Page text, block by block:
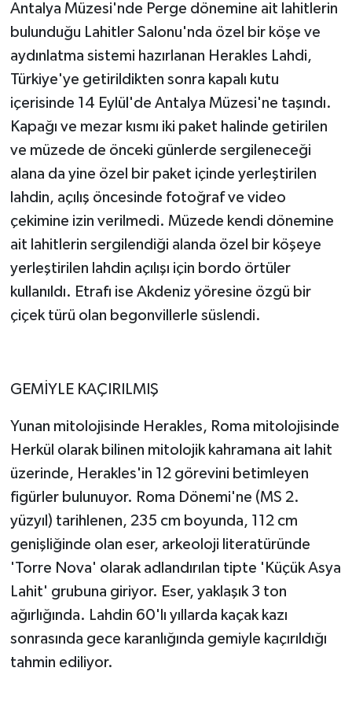
Antalya Müzesi'nde Perge dönemine ait lahitlerin
bulunduğu Lahitler Salonu'nda özel bir köşe ve
aydınlatma sistemi hazırlanan Herakles Lahdi,
Türkiye'ye getirildikten sonra kapalı kutu
içerisinde 14 Eylül'de Antalya Müzesi'ne taşındı.
Kapağı ve mezar kısmı iki paket halinde getirilen
ve müzede de önceki günlerde sergileneceği
alana da yine özel bir paket içinde yerleştirilen
lahdin, açılış öncesinde fotoğraf ve video
çekimine izin verilmedi. Müzede kendi dönemine
ait lahitlerin sergilendiği alanda özel bir köşeye
yerleştirilen lahdin açılışı için bordo örtüler
kullanıldı. Etrafı ise Akdeniz yöresine özgü bir
çiçek türü olan begonvillerle süslendi.
GEMİYLE KAÇIRILMIŞ
Yunan mitolojisinde Herakles, Roma mitolojisinde
Herkül olarak bilinen mitolojik kahramana ait lahit
üzerinde, Herakles'in 12 görevini betimleyen
figürler bulunuyor. Roma Dönemi'ne (MS 2.
yüzyıl) tarihlenen, 235 cm boyunda, 112 cm
genişliğinde olan eser, arkeoloji literatüründe
'Torre Nova' olarak adlandırılan tipte 'Küçük Asya
Lahit' grubuna giriyor. Eser, yaklaşık 3 ton
ağırlığında. Lahdin 60'lı yıllarda kaçak kazı
sonrasında gece karanlığında gemiyle kaçırıldığı
tahmin ediliyor.